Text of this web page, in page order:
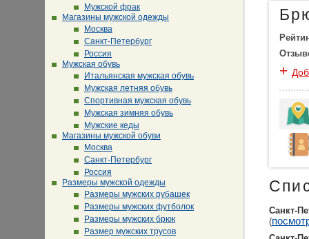
Мужской фрак
Магазины мужской одежды
Москва
Санкт-Петербург
Россия
Мужская обувь
Итальянская мужская обувь
Мужская летняя обувь
Спортивная мужская обувь
Мужская зимняя обувь
Мужские кеды
Магазины мужской обуви
Москва
Санкт-Петербург
Россия
Размеры мужской одежды
Размеры мужских рубашек
Размеры мужских футболок
Размеры мужских брюк
Размер мужских трусов
+
Санкт-
(